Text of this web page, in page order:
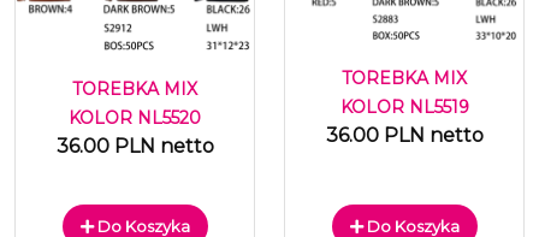
TOREBKA MIX
KOLOR NL5520
36.00 PLN netto
Do Koszyka
TOREBKA MIX
KOLOR NL5519
36.00 PLN netto
Do Koszyka